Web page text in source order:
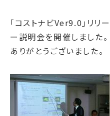
「コストナビVer9.0」リリ
ー説明会を開催しました
ありがとうございました。